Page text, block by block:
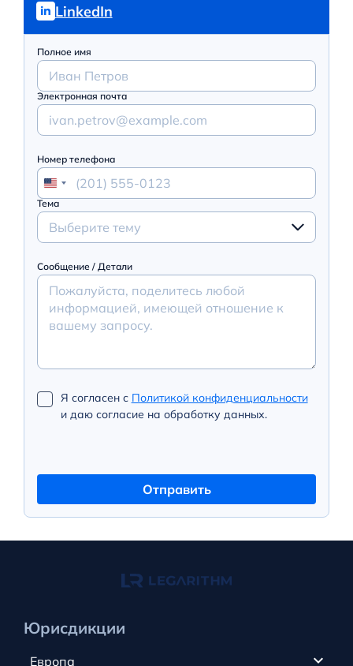
LinkedIn
Полное имя
Электронная почта
Номер телефона
Тема
Выберите тему
Сообщение / Детали
Я согласен с Политикой конфиденциальности
и даю согласие на обработку данных.
Отправить
Юрисдикции
Европа